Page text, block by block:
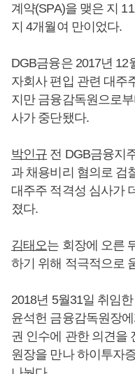
계약(SPA)을 맺은 지
지 4개월여 만이었다.
DGB금융은 2017년 12
자회사 편입 관련 대주
지만 금융감독원으로
사가 중단됐다.
박인규 전 DGB금융지
과 채용비리 혐의로 검
대주주 적격성 심사가
졌다.
김태오는 회장에 오른
하기 위해 적극적으로
2018년 5월31일 취임
윤석헌 금융감독원장
권 인수에 관한 의견을
원장을 만나 하이투자